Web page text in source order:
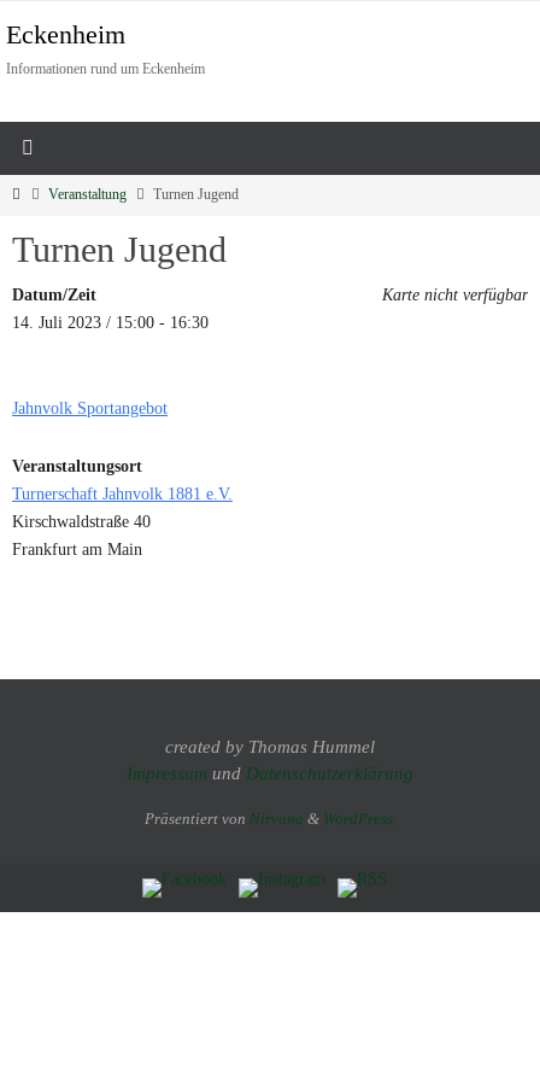
Eckenheim
Informationen rund um Eckenheim
Veranstaltung Turnen Jugend
Turnen Jugend
Karte nicht verfügbar
Datum/Zeit
14. Juli 2023 / 15:00 - 16:30
Jahnvolk Sportangebot
Veranstaltungsort
Turnerschaft Jahnvolk 1881 e.V.
Kirschwaldstraße 40
Frankfurt am Main
created by Thomas Hummel
Impressum und Datenschutzerklärung
Präsentiert von Nirvana & WordPress.